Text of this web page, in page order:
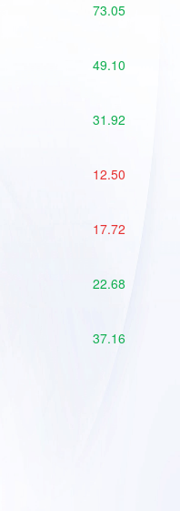
73.05
49.10
31.92
12.50
17.72
22.68
37.16